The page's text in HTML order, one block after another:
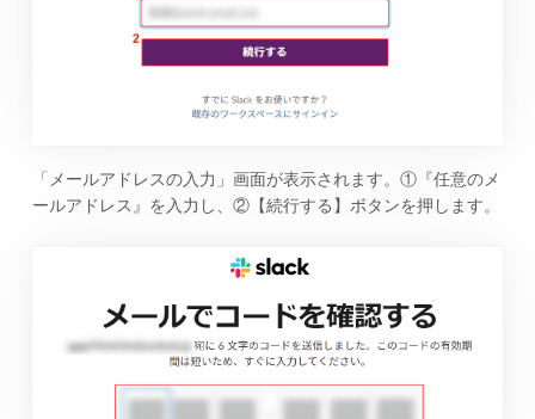
「メールアドレスの入力」画面が表示されます。①『任意のメ
ールアドレス』を入力し、②【続行する】ボタンを押します。